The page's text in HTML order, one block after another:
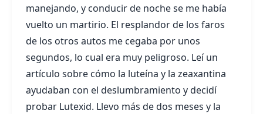
manejando, y conducir de noche se me había
vuelto un martirio. El resplandor de los faros
de los otros autos me cegaba por unos
segundos, lo cual era muy peligroso. Leí un
artículo sobre cómo la luteína y la zeaxantina
ayudaban con el deslumbramiento y decidí
probar Lutexid. Llevo más de dos meses y la